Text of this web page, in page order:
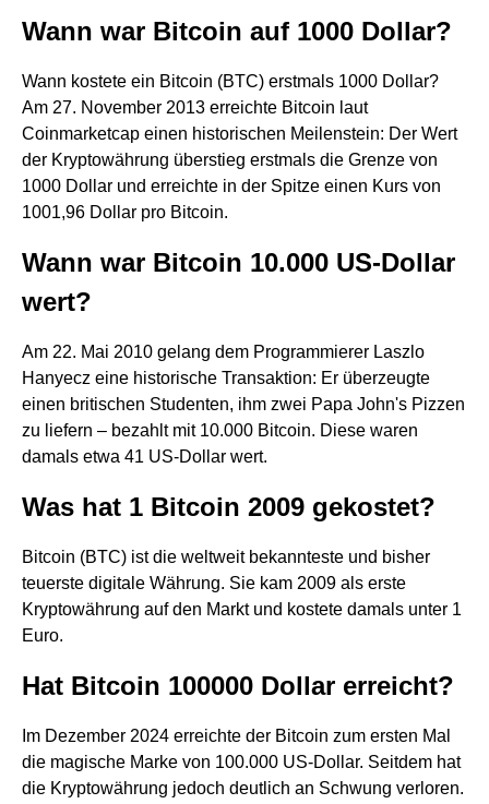
Wann war Bitcoin auf 1000 Dollar?
Wann kostete ein Bitcoin (BTC) erstmals 1000 Dollar?
Am 27. November 2013 erreichte Bitcoin laut
Coinmarketcap einen historischen Meilenstein: Der Wert
der Kryptowährung überstieg erstmals die Grenze von
1000 Dollar und erreichte in der Spitze einen Kurs von
1001,96 Dollar pro Bitcoin.
Wann war Bitcoin 10.000 US-Dollar
wert?
Am 22. Mai 2010 gelang dem Programmierer Laszlo
Hanyecz eine historische Transaktion: Er überzeugte
einen britischen Studenten, ihm zwei Papa John's Pizzen
zu liefern – bezahlt mit 10.000 Bitcoin. Diese waren
damals etwa 41 US-Dollar wert.
Was hat 1 Bitcoin 2009 gekostet?
Bitcoin (BTC) ist die weltweit bekannteste und bisher
teuerste digitale Währung. Sie kam 2009 als erste
Kryptowährung auf den Markt und kostete damals unter 1
Euro.
Hat Bitcoin 100000 Dollar erreicht?
Im Dezember 2024 erreichte der Bitcoin zum ersten Mal
die magische Marke von 100.000 US-Dollar. Seitdem hat
die Kryptowährung jedoch deutlich an Schwung verloren.